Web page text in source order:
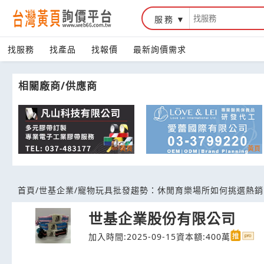
台灣黃頁詢價平台
服務
找服務 找產品 找報價 最新詢價需求
相關廠商/供應商
首頁/世基企業/寵物玩具批發趨勢：休閒育樂場所如何挑選熱
世基企業股份有限公司
加入時間:2025-09-15資本額:400萬